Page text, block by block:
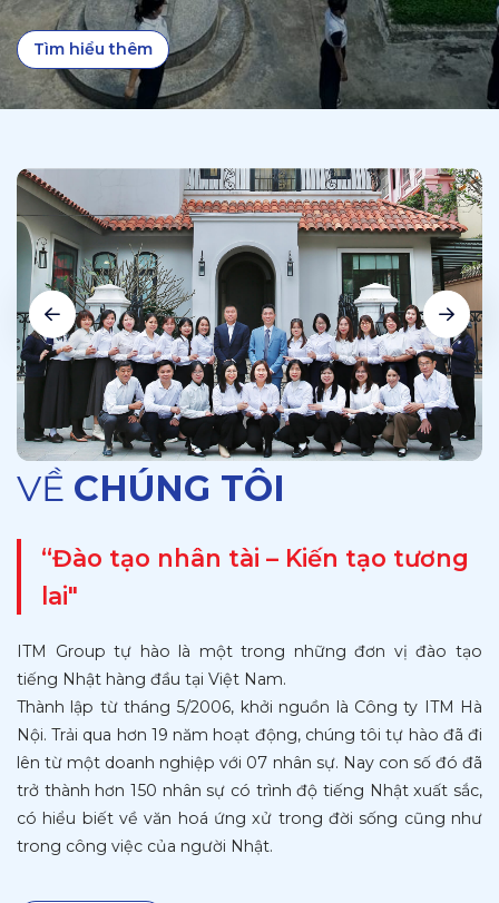
Tìm hiểu thêm
VỀ CHÚNG TÔI
“Đào tạo nhân tài – Kiến tạo tương
lai"
ITM Group tự hào là một trong những đơn vị đào tạo
tiếng Nhật hàng đầu tại Việt Nam.
Thành lập từ tháng 5/2006, khởi nguồn là Công ty ITM Hà
Nội. Trải qua hơn 19 năm hoạt động, chúng tôi tự hào đã đi
lên từ một doanh nghiệp với 07 nhân sự. Nay con số đó đã
trở thành hơn 150 nhân sự có trình độ tiếng Nhật xuất sắc,
có hiểu biết về văn hoá ứng xử trong đời sống cũng như
trong công việc của người Nhật.